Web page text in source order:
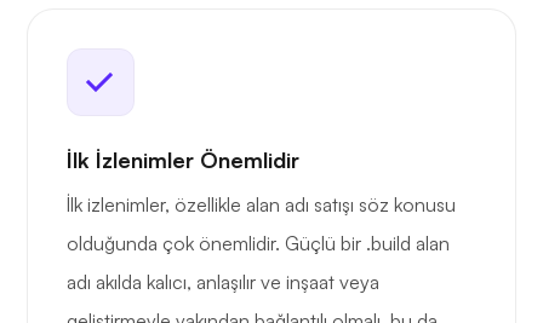
İlk İzlenimler Önemlidir
İlk izlenimler, özellikle alan adı satışı söz konusu
olduğunda çok önemlidir. Güçlü bir .build alan
adı akılda kalıcı, anlaşılır ve inşaat veya